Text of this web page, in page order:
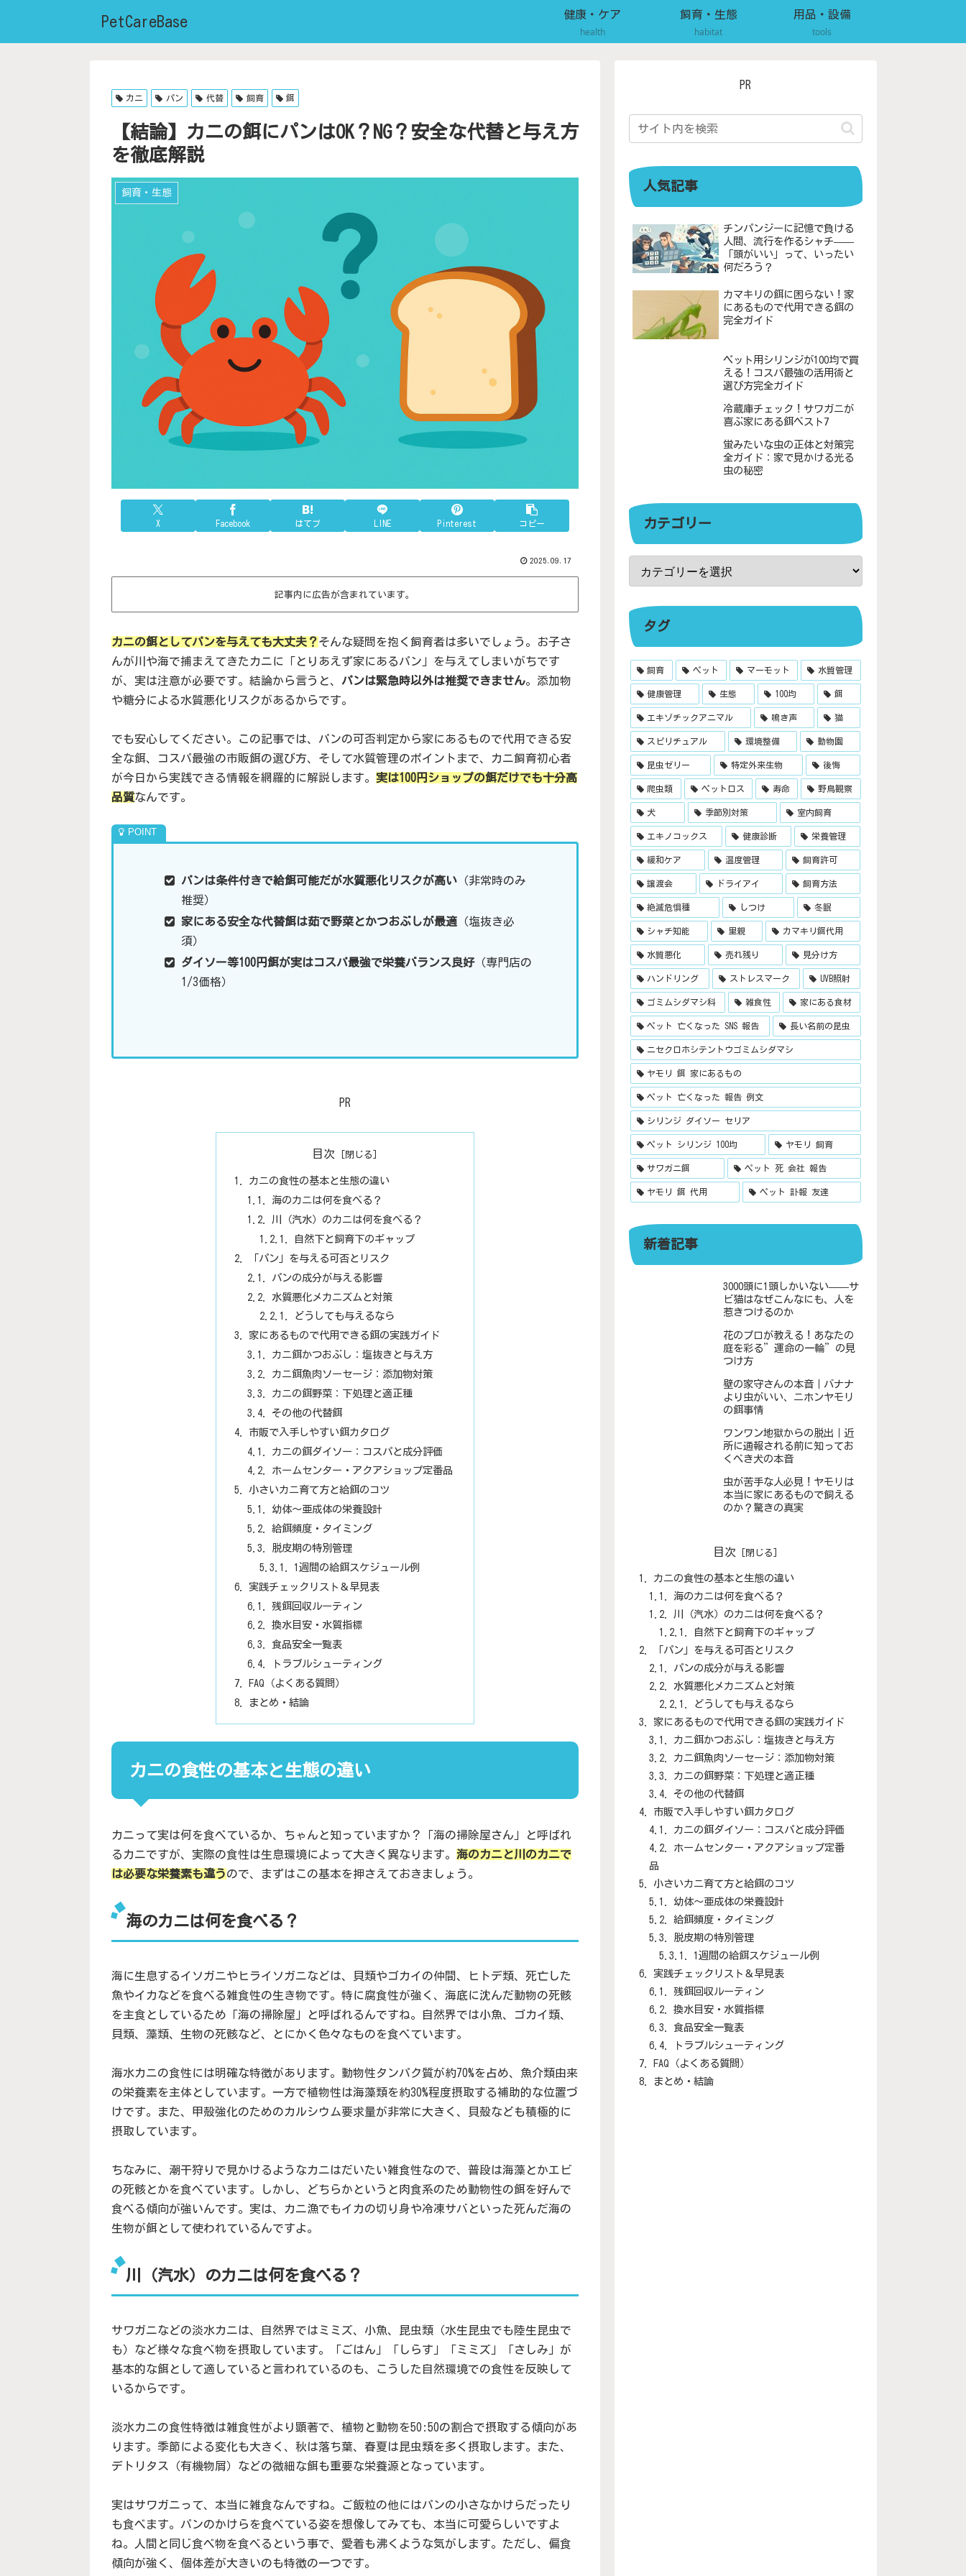
PetCareBase 健康・ケア
health
飼育・生態
habitat
用品・設備
tools
カニ パン 代替 飼育 餌
【結論】カニの餌にパンはOK？NG？安全な代替と与え方
を徹底解説
飼育・生態
X Facebook はてブ LINE Pinterest コピー
2025.09.17
記事内に広告が含まれています。
カニの餌としてパンを与えても大丈夫？そんな疑問を抱く飼育者は多いでしょう。お子さ
んが川や海で捕まえてきたカニに「とりあえず家にあるパン」を与えてしまいがちです
が、実は注意が必要です。結論から言うと、 パンは緊急時以外は推奨できません。添加物
や糖分による水質悪化リスクがあるからです。
でも安心してください。この記事では、パンの可否判定から家にあるもので代用できる安
全な餌、コスパ最強の市販餌の選び方、そして水質管理のポイントまで、カニ飼育初心者
が今日から実践できる情報を網羅的に解説します。 実は100円ショップの餌だけでも十分高
品質なんです。
パンは条件付きで給餌可能だが水質悪化リスクが高い（非常時のみ
推奨）
家にある安全な代替餌は茹で野菜とかつおぶしが最適（塩抜き必
須）
ダイソー等100円餌が実はコスパ最強で栄養バランス良好（専門店の
1/3価格）
PR
目次
カニの食性の基本と生態の違い
海のカニは何を食べる？
川（汽水）のカニは何を食べる？
自然下と飼育下のギャップ
「パン」を与える可否とリスク
パンの成分が与える影響
水質悪化メカニズムと対策
どうしても与えるなら
家にあるもので代用できる餌の実践ガイド
カニ餌かつおぶし：塩抜きと与え方
カニ餌魚肉ソーセージ：添加物対策
カニの餌野菜：下処理と適正種
その他の代替餌
市販で入手しやすい餌カタログ
カニの餌ダイソー：コスパと成分評価
ホームセンター・アクアショップ定番品
小さいカニ育て方と給餌のコツ
幼体〜亜成体の栄養設計
給餌頻度・タイミング
脱皮期の特別管理
1週間の給餌スケジュール例
実践チェックリスト＆早見表
残餌回収ルーティン
換水目安・水質指標
食品安全一覧表
トラブルシューティング
FAQ（よくある質問）
まとめ・結論
カニの食性の基本と生態の違い
カニって実は何を食べているか、ちゃんと知っていますか？「海の掃除屋さん」と呼ばれ
るカニですが、実際の食性は生息環境によって大きく異なります。 海のカニと川のカニで
は必要な栄養素も違うので、まずはこの基本を押さえておきましょう。
海のカニは何を食べる？
海に生息するイソガニやヒライソガニなどは、貝類やゴカイの仲間、ヒトデ類、死亡した
魚やイカなどを食べる雑食性の生き物です。特に腐食性が強く、海底に沈んだ動物の死骸
を主食としているため「海の掃除屋」と呼ばれるんですね。自然界では小魚、ゴカイ類、
貝類、藻類、生物の死骸など、とにかく色々なものを食べています。
海水カニの食性には明確な特徴があります。動物性タンパク質が約70%を占め、魚介類由来
の栄養素を主体としています。一方で植物性は海藻類を約30%程度摂取する補助的な位置づ
けです。また、甲殻強化のためのカルシウム要求量が非常に大きく、貝殻なども積極的に
摂取しています。
ちなみに、潮干狩りで見かけるようなカニはだいたい雑食性なので、普段は海藻とかエビ
の死骸とかを食べています。しかし、どちらかというと肉食系のため動物性の餌を好んで
食べる傾向が強いんです。実は、カニ漁でもイカの切り身や冷凍サバといった死んだ海の
生物が餌として使われているんですよ。
川（汽水）のカニは何を食べる？
サワガニなどの淡水カニは、自然界ではミミズ、小魚、昆虫類（水生昆虫でも陸生昆虫で
も）など様々な食べ物を摂取しています。「ごはん」「しらす」「ミミズ」「さしみ」が
基本的な餌として適していると言われているのも、こうした自然環境での食性を反映して
いるからです。
淡水カニの食性特徴は雑食性がより顕著で、植物と動物を50:50の割合で摂取する傾向があ
ります。季節による変化も大きく、秋は落ち葉、春夏は昆虫類を多く摂取します。また、
デトリタス（有機物屑）などの微細な餌も重要な栄養源となっています。
実はサワガニって、本当に雑食なんですね。ご飯粒の他にはパンの小さなかけらだったり
も食べます。パンのかけらを食べている姿を想像してみても、本当に可愛らしいですよ
ね。人間と同じ食べ物を食べるという事で、愛着も沸くような気がします。ただし、偏食
傾向が強く、個体差が大きいのも特徴の一つです。
PR
人気記事
チンパンジーに記憶で負ける
人間、流行を作るシャチ——
「頭がいい」って、いったい
何だろう？
カマキリの餌に困らない！家
にあるもので代用できる餌の
完全ガイド
ペット用シリンジが100均で買
える！コスパ最強の活用術と
選び方完全ガイド
冷蔵庫チェック！サワガニが
喜ぶ家にある餌ベスト7
蛍みたいな虫の正体と対策完
全ガイド：家で見かける光る
虫の秘密
カテゴリー
タグ
飼育 ペット マーモット 水質管理
健康管理 生態 100均 餌
エキゾチックアニマル 鳴き声 猫
スピリチュアル 環境整備 動物園
昆虫ゼリー 特定外来生物 後悔
爬虫類 ペットロス 寿命 野鳥観察
犬 季節別対策 室内飼育
エキノコックス 健康診断 栄養管理
緩和ケア 温度管理 飼育許可
譲渡会 ドライアイ 飼育方法
絶滅危惧種 しつけ 冬眠
シャチ知能 里親 カマキリ餌代用
水質悪化 売れ残り 見分け方
ハンドリング ストレスマーク UVB照射
ゴミムシダマシ科 雑食性 家にある食材
ペット 亡くなった SNS 報告 長い名前の昆虫
ニセクロホシテントウゴミムシダマシ
ヤモリ 餌 家にあるもの
ペット 亡くなった 報告 例文
シリンジ ダイソー セリア
ペット シリンジ 100均 ヤモリ 飼育
サワガニ餌 ペット 死 会社 報告
ヤモリ 餌 代用 ペット 訃報 友達
新着記事
3000頭に1頭しかいない——サ
ビ猫はなぜこんなにも、人を
惹きつけるのか
花のプロが教える！あなたの
庭を彩る”運命の一輪”の見
つけ方
壁の家守さんの本音｜バナナ
より虫がいい、ニホンヤモリ
の餌事情
ワンワン地獄からの脱出｜近
所に通報される前に知ってお
くべき犬の本音
虫が苦手な人必見！ヤモリは
本当に家にあるもので飼える
のか？驚きの真実
目次
カニの食性の基本と生態の違い
海のカニは何を食べる？
川（汽水）のカニは何を食べる？
自然下と飼育下のギャップ
「パン」を与える可否とリスク
パンの成分が与える影響
水質悪化メカニズムと対策
どうしても与えるなら
家にあるもので代用できる餌の実践ガイド
カニ餌かつおぶし：塩抜きと与え方
カニ餌魚肉ソーセージ：添加物対策
カニの餌野菜：下処理と適正種
その他の代替餌
市販で入手しやすい餌カタログ
カニの餌ダイソー：コスパと成分評価
ホームセンター・アクアショップ定番
品
小さいカニ育て方と給餌のコツ
幼体〜亜成体の栄養設計
給餌頻度・タイミング
脱皮期の特別管理
1週間の給餌スケジュール例
実践チェックリスト＆早見表
残餌回収ルーティン
換水目安・水質指標
食品安全一覧表
トラブルシューティング
FAQ（よくある質問）
まとめ・結論